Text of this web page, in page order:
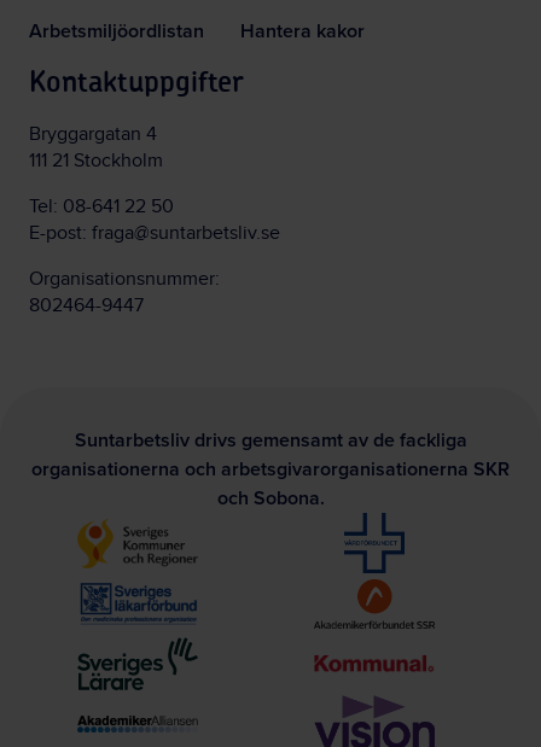
Arbetsmiljöordlistan
Hantera kakor
Kontaktuppgifter
Bryggargatan 4
111 21 Stockholm
Tel: 08-641 22 50
E-post: fraga@suntarbetsliv.se
Organisationsnummer:
802464-9447
Suntarbetsliv drivs gemensamt av de fackliga
organisationerna och arbetsgivarorganisationerna SKR
och Sobona.